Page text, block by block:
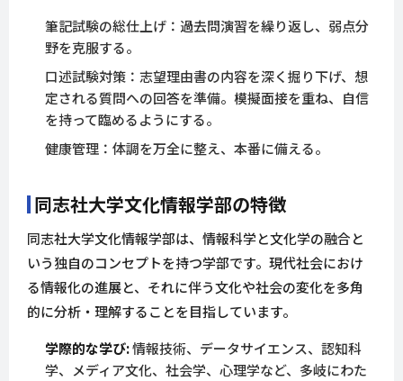
筆記試験の総仕上げ：過去問演習を繰り返し、弱点分
野を克服する。
口述試験対策：志望理由書の内容を深く掘り下げ、想
定される質問への回答を準備。模擬面接を重ね、自信
を持って臨めるようにする。
健康管理：体調を万全に整え、本番に備える。
同志社大学文化情報学部の特徴
同志社大学文化情報学部は、情報科学と文化学の融合と
いう独自のコンセプトを持つ学部です。現代社会におけ
る情報化の進展と、それに伴う文化や社会の変化を多角
的に分析・理解することを目指しています。
学際的な学び:情報技術、データサイエンス、認知科
学、メディア文化、社会学、心理学など、多岐にわた